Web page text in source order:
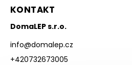
KONTAKT
DomaLEP s.r.o.
info@domalep.cz
+420732673005